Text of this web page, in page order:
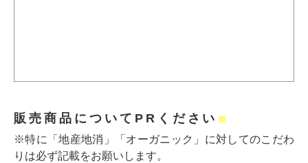
販売商品についてPRください ※
※特に「地産地消」「オーガニック」に対してのこだわ
りは必ず記載をお願いします。